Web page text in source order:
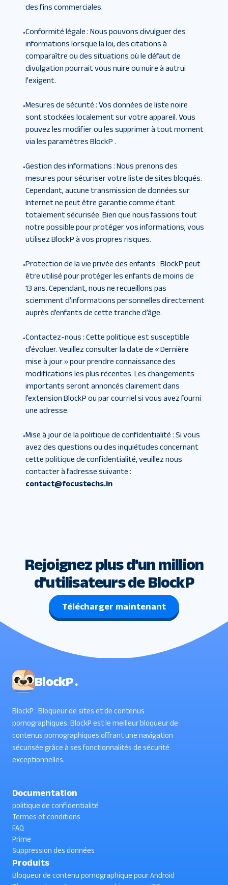
des fins commerciales.
•Conformité légale : Nous pouvons divulguer des
informations lorsque la loi, des citations à
comparaître ou des situations où le défaut de
divulgation pourrait vous nuire ou nuire à autrui
l'exigent.
•Mesures de sécurité : Vos données de liste noire
sont stockées localement sur votre appareil. Vous
pouvez les modifier ou les supprimer à tout moment
via les paramètres BlockP .
•Gestion des informations : Nous prenons des
mesures pour sécuriser votre liste de sites bloqués.
Cependant, aucune transmission de données sur
Internet ne peut être garantie comme étant
totalement sécurisée. Bien que nous fassions tout
notre possible pour protéger vos informations, vous
utilisez BlockP à vos propres risques.
•Protection de la vie privée des enfants : BlockP peut
être utilisé pour protéger les enfants de moins de
13 ans. Cependant, nous ne recueillons pas
sciemment d’informations personnelles directement
auprès d’enfants de cette tranche d’âge.
•Contactez-nous : Cette politique est susceptible
d’évoluer. Veuillez consulter la date de « Dernière
mise à jour » pour prendre connaissance des
modifications les plus récentes. Les changements
importants seront annoncés clairement dans
l’extension BlockP ou par courriel si vous avez fourni
une adresse.
•Mise à jour de la politique de confidentialité : Si vous
avez des questions ou des inquiétudes concernant
cette politique de confidentialité, veuillez nous
contacter à l’adresse suivante :
contact@focustechs.in
Rejoignez plus d'un million
d'utilisateurs de BlockP
Télécharger maintenant
BlockP .
BlockP : Bloqueur de sites et de contenus
pornographiques. BlockP est le meilleur bloqueur de
contenus pornographiques offrant une navigation
sécurisée grâce à ses fonctionnalités de sécurité
exceptionnelles.
Documentation
politique de confidentialité
Termes et conditions
FAQ
Prime
Suppression des données
Produits
Bloqueur de contenu pornographique pour Android